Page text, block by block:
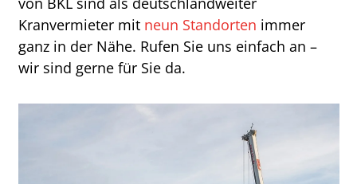
Kranvermieter mit neun Standorten immer
ganz in der Nähe. Rufen Sie uns einfach an –
wir sind gerne für Sie da.